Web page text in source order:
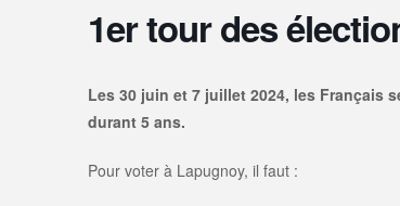
1er tour des
Les 30 juin et 7 juillet 2024, les Français
durant 5 ans.
Pour voter à Lapugnoy, il faut :